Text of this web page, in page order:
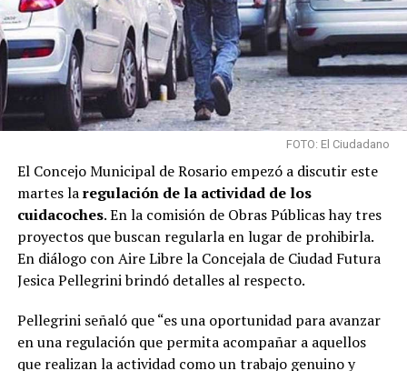
FOTO: El Ciudadano
El Concejo Municipal de Rosario empezó a discutir este
martes laregulación de la actividad de los
cuidacoches. En la comisión de Obras Públicas hay tres
proyectos que buscan regularla en lugar de prohibirla.
En diálogo con Aire Libre la Concejala de Ciudad Futura
Jesica Pellegrini brindó detalles al respecto.
Pellegrini señaló que “es una oportunidad para avanzar
en una regulación que permita acompañar a aquellos
que realizan la actividad como un trabajo genuino y